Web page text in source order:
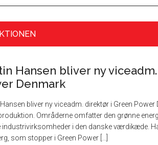
Hansen bliver ny
Denmark
bliver ny viceadm. direktør i Green
Områderne omfatter den grønne
industrivirksomheder i den danske værdikæde.
som stopper i Green Power [...]